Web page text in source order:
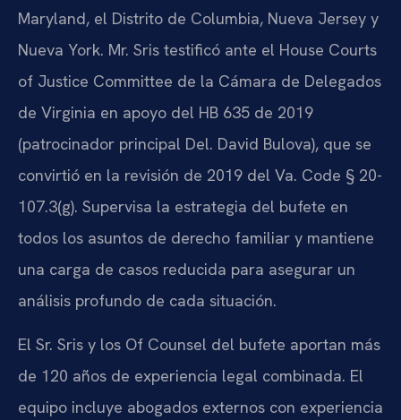
Maryland, el Distrito de Columbia, Nueva Jersey y
Nueva York. Mr. Sris testificó ante el House Courts
of Justice Committee de la Cámara de Delegados
de Virginia en apoyo del HB 635 de 2019
(patrocinador principal Del. David Bulova), que se
convirtió en la revisión de 2019 del Va. Code § 20-
107.3(g). Supervisa la estrategia del bufete en
todos los asuntos de derecho familiar y mantiene
una carga de casos reducida para asegurar un
análisis profundo de cada situación.
El Sr. Sris y los Of Counsel del bufete aportan más
de 120 años de experiencia legal combinada. El
equipo incluye abogados externos con experiencia